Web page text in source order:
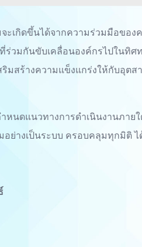
ะเกิดขึ้นได้จากความร่วมมือของ
วมกันขับเคลื่อนองค์กรไปในทิศท
มสร้างความแข็งแกร่งให้กับอุตส
หนดแนวทางการดำเนินงานภาย
ย่างเป็นระบบ ครอบคลุมทุกมิติ ไ